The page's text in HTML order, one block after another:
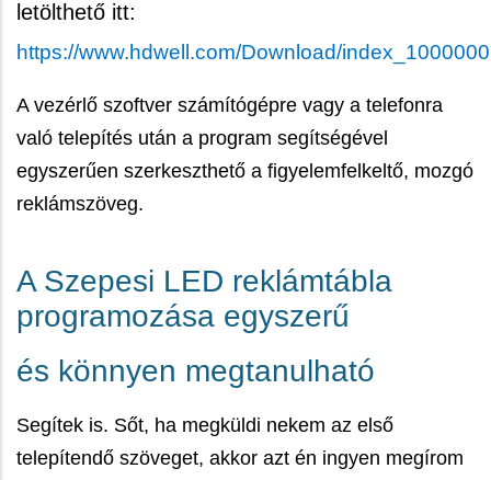
letölthető itt:
https://www.hdwell.com/Download/
A vezérlő szoftver számítógépre vagy a telefonra
való telepítés után a program segítségével
egyszerűen szerkeszthető a figyelemfelkeltő, mozgó
reklámszöveg.
A Szepesi LED reklámtábla
programozása egyszerű
és könnyen megtanulható
Segítek is. Sőt, ha megküldi nekem az első
telepítendő szöveget, akkor azt én ingyen megírom